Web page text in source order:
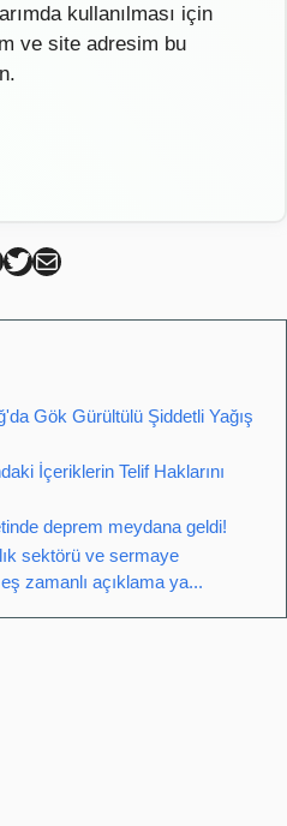
kullanılması için
ve site adresim bu
Linkedin
Can Kütahya Twitter
Can Kütahya Mail
Gök Gürültülü Şiddetli Yağış
İçeriklerin Telif Haklarını
deprem meydana geldi!
sektörü ve sermaye
zamanlı açıklama ya...